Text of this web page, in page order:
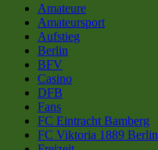
Amateure
Amateursport
Aufstieg
Berlin
BFV
Casino
DFB
Fans
FC Eintracht Bamberg
FC Viktoria 1889 Berlin